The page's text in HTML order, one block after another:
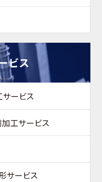
ビス
ービス
工サービス
サービス